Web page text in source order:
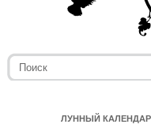
ЛУННЫЙ